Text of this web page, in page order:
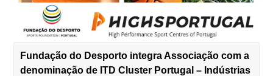
Fundação do Desporto integra Associação com a
denominação de ITD Cluster Portugal – Indústrias